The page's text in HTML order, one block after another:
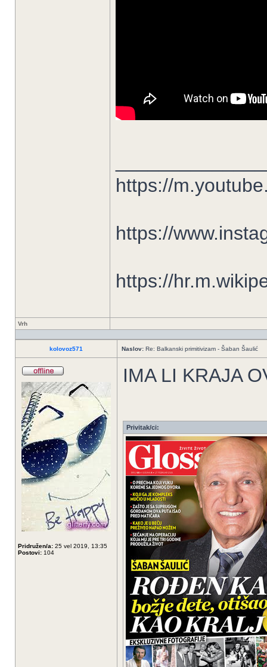
https://
https://
https://
Vrh
kolovoz571 Naslov: Re: Balkanski primitivizam - Šaban Šaulić
Pridružen/a: 25 vel 2019, 13:35
Postovi: 104
IMA LI KRAJA
Privitak/ci: